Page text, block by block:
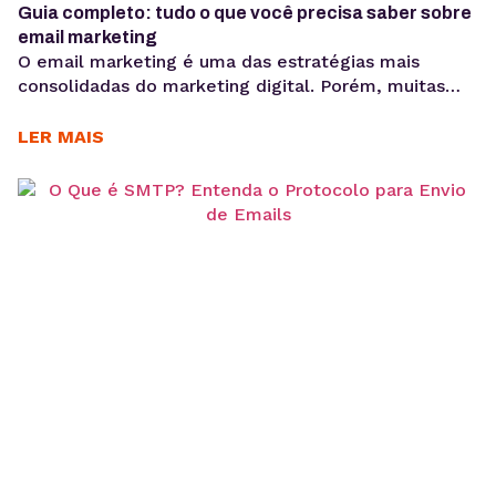
Guia completo: tudo o que você precisa saber sobre
email marketing
O email marketing é uma das estratégias mais
consolidadas do marketing digital. Porém, muitas
promoções pontuais e na verdade ele é um canal
construção de marca. Mesmo em um cenário
dominado por redes sociais, anúncios pagos e novos
LER MAIS